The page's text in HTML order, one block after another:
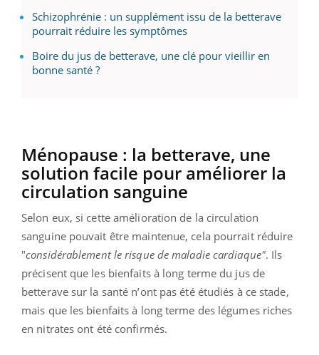
Schizophrénie : un supplément issu de la betterave
pourrait réduire les symptômes
Boire du jus de betterave, une clé pour vieillir en
bonne santé ?
Ménopause : la betterave, une
solution facile pour améliorer la
circulation sanguine
Selon eux, si cette amélioration de la circulation
sanguine pouvait être maintenue, cela pourrait réduire
"considérablement le risque de maladie cardiaque". Ils
précisent que les bienfaits à long terme du jus de
betterave sur la santé n’ont pas été étudiés à ce stade,
mais que les bienfaits à long terme des légumes riches
en nitrates ont été confirmés.